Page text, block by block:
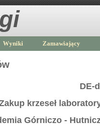
Wyniki Zamawiający
DE-
krzeseł
Górniczo -